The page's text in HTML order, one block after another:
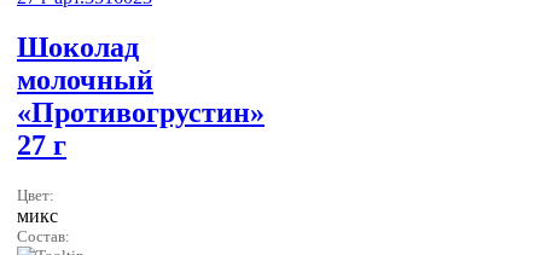
Шоколад
молочный
«Противогрустин»
27 г
Цвет:
микс
Состав: